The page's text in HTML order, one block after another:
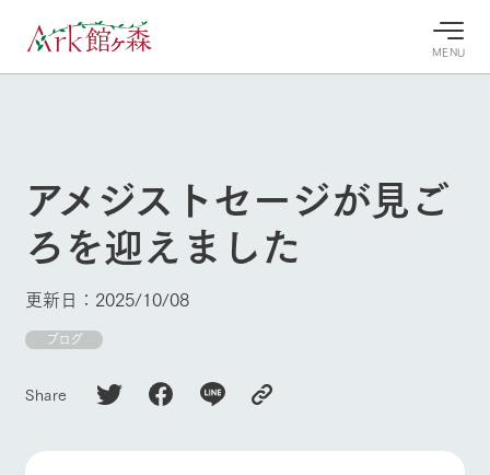
MENU
牧場へ行
よく見られている情報
今日の牧
案内
ガーデンの開花
状況などを毎日
イベン
ント・フェアの
情報やスケジュ
ホーム
Ark館ヶ森について
牧場に行く
アメジストセージが見ご
ろを迎えました
更新日：2025/10/08
ブログ
Share